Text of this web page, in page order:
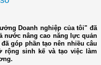
Doanh nghiệp của tôi" đã
nước nâng cao năng lực quản
góp phần tạo nên nhiều câu
rộng sinh kế và tạo việc làm